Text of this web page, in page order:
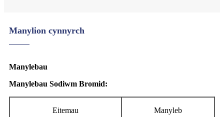
Manylion cynnyrch
Manylebau
Manylebau Sodiwm Bromid:
Eitemau Manyleb